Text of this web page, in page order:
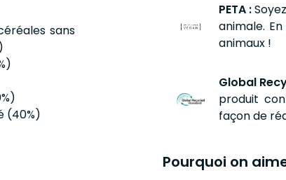
sans
(40%)
PETA :
animale.
animaux !
Global
produit
façon de
Pourquoi on